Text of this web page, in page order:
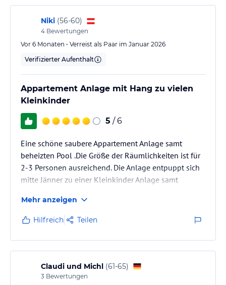
Niki (56-60)
4 Bewertungen
Vor 6 Monaten • Verreist als Paar im Januar 2026
Verifizierter Aufenthalt
Appartement Anlage mit Hang zu vielen
Kleinkinder
5 / 6
Eine schöne saubere Appartement Anlage samt
beheizten Pool .Die Größe der Räumlichkeiten ist für
2-3 Personen ausreichend. Die Anlage entpuppt sich
mitte Jänner zu einer Kleinkinder Anlage samt
geworden ist .Das Personal ist sehr freundlich und
sehr bemüht. Das Morgen und Abend Buffet hat zum
vorigen Jahr an Qualität und Menge ordentlich
eingebüßt. Der Gärtner hat heuer die Außenanlage in
den 14 Tage leider sehr wenig gepflegt. Die war
voriges Jahr tip top, heuer viel…
Mehr anzeigen
Hilfreich Teilen
Claudi und Michl (61-65)
3 Bewertungen